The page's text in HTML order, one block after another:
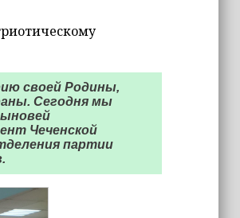
своей Родины,
Сегодня мы
Чеченской
партии